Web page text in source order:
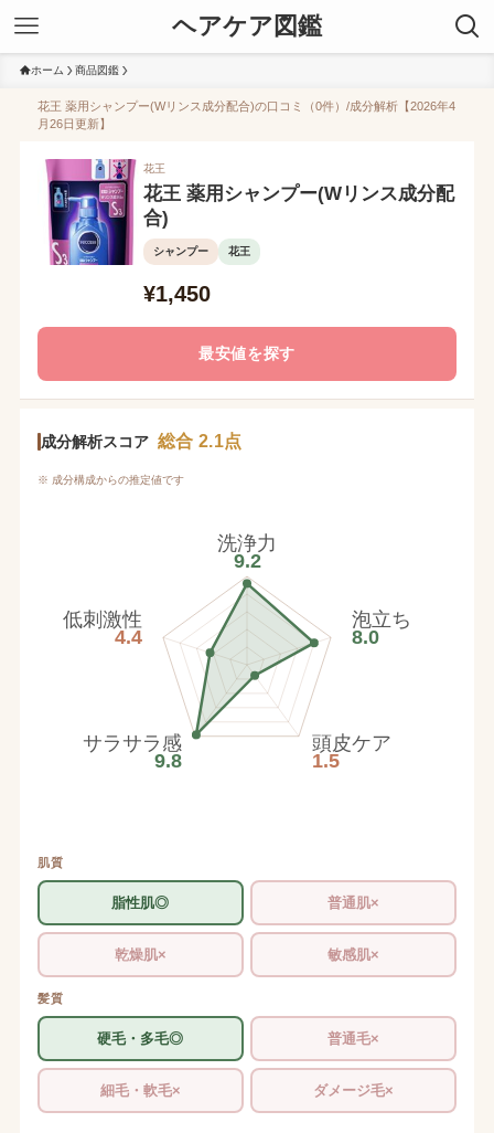
ヘアケア図鑑
ホーム 商品図鑑
花王 薬用シャンプー(Wリンス成分配合)の口コミ（0件）/成分解析【2026年4
月26日更新】
花王
花王 薬用シャンプー(Wリンス成分配
合)
シャンプー 花王
¥1,450
最安値を探す
成分解析スコア 総合 2.1点
※ 成分構成からの推定値です
洗浄力
9.2
泡立ち
8.0
頭皮ケア
1.5
サラサラ感
9.8
低刺激性
4.4
肌質
脂性肌◎ 普通肌×
乾燥肌× 敏感肌×
髪質
硬毛・多毛◎ 普通毛×
細毛・軟毛× ダメージ毛×